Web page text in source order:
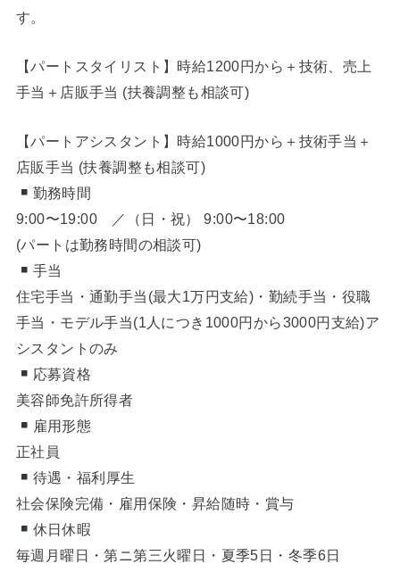
す。
【パートスタイリスト】時給1200円から＋技術、売上
手当＋店販手当 (扶養調整も相談可)
【パートアシスタント】時給1000円から＋技術手当＋
店販手当 (扶養調整も相談可)
勤務時間
9:00〜19:00 ／（日・祝） 9:00〜18:00
(パートは勤務時間の相談可)
手当
住宅手当・通勤手当(最大1万円支給)・勤続手当・役職
手当・モデル手当(1人につき1000円から3000円支給)ア
シスタントのみ
応募資格
美容師免許所得者
雇用形態
正社員
待遇・福利厚生
社会保険完備・雇用保険・昇給随時・賞与
休日休暇
毎週月曜日・第ニ第三火曜日・夏季5日・冬季6日